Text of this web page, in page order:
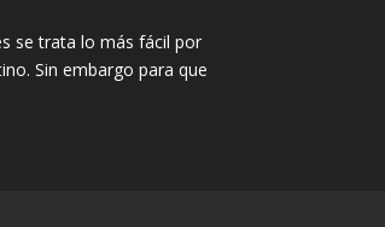
se trata lo más fácil por
Sin embargo para que